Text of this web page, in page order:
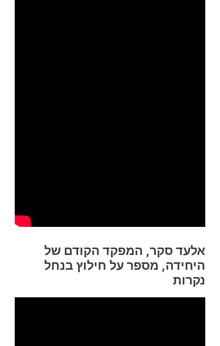
אלעד סקר, המפקד הקודם של
היחידה, מספר על חילוץ בנחל
נקרות